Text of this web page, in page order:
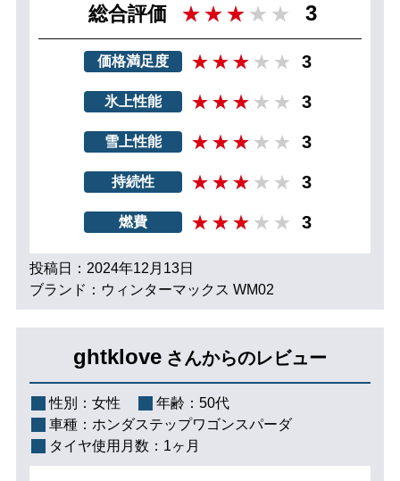
総合評価 3
価格満足度 3
氷上性能 3
雪上性能 3
持続性 3
燃費 3
投稿日：2024年12月13日
ブランド：ウィンターマックス WM02
ghtklove さんからのレビュー
性別： 女性 年齢： 50代
車種： ホンダステップワゴンスパーダ
タイヤ使用月数： 1ヶ月